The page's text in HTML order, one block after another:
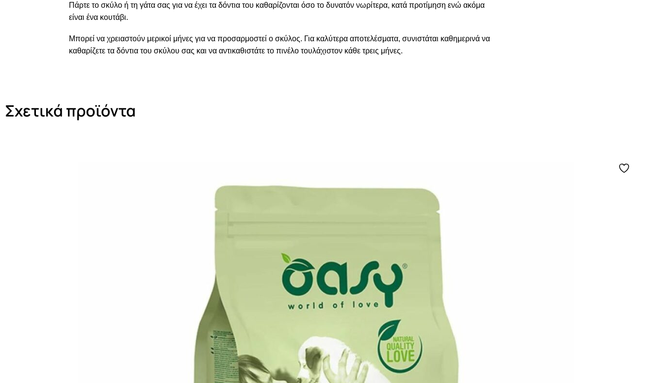
Πάρτε το σκύλο ή τη γάτα σας για να έχει τα δόντια του καθαρίζονται όσο το δυνατόν νωρίτερα, κατά προτίμηση ενώ ακόμα
είναι ένα κουτάβι.
Μπορεί να χρειαστούν μερικοί μήνες για να προσαρμοστεί ο σκύλος. Για καλύτερα αποτελέσματα, συνιστάται καθημερινά να
καθαρίζετε τα δόντια του σκύλου σας και να αντικαθιστάτε το πινέλο τουλάχιστον κάθε τρεις μήνες.
Σχετικά προϊόντα